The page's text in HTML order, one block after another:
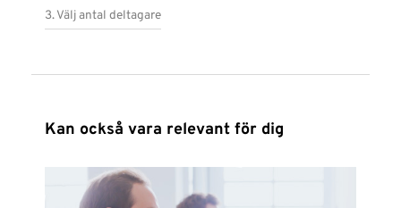
3. Välj antal deltagare
Kan också vara relevant för dig